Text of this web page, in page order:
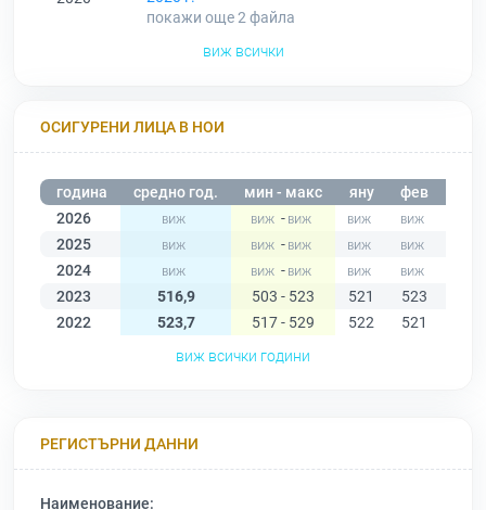
покажи още 2файла
виж всички
ОСИГУРЕНИ ЛИЦА В НОИ
година средно год. мин - макс яну фев
2026
-
2025
-
2024
-
2023
516,9 503 - 523 521 523
2022
523,7 517 - 529 522 521
виж всички години
РЕГИСТЪРНИ ДАННИ
Наименование: